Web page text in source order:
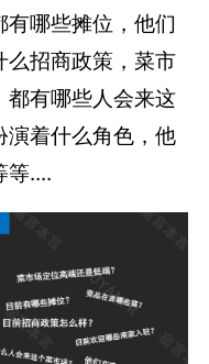
哪些摊位，他们
么招商政策，菜市
都有哪些人会来这
演着什么角色，他
等....